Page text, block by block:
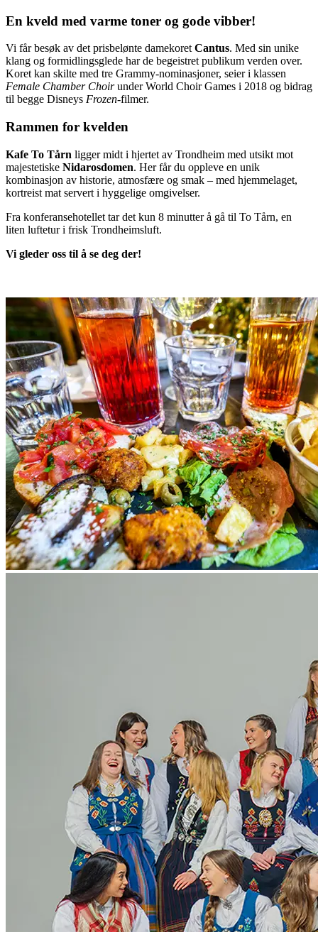
En kveld med varme toner og gode vibber!
Vi får besøk av det prisbelønte damekoret Cantus. Med sin unike
klang og formidlingsglede har de begeistret publikum verden over.
Koret kan skilte med tre Grammy-nominasjoner, seier i klassen
Female Chamber Choirunder World Choir Games i 2018 og bidrag
til begge Disneys Frozen-filmer.
Rammen for kvelden
Kafe To Tårn ligger midt i hjertet av Trondheim med utsikt mot
majestetiske Nidarosdomen. Her får du oppleve en unik
kombinasjon av historie, atmosfære og smak – med hjemmelaget,
kortreist mat servert i hyggelige omgivelser.
Fra konferansehotellet tar det kun 8 minutter å gå til To Tårn, en
liten luftetur i frisk Trondheimsluft.
Vi gleder oss til å se deg der!